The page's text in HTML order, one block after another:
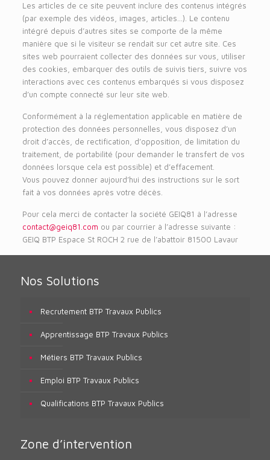
Les articles de ce site peuvent inclure des contenus intégrés
(par exemple des vidéos, images, articles…). Le contenu
intégré depuis d’autres sites se comporte de la même
manière que si le visiteur se rendait sur cet autre site. Ces
sites web pourraient collecter des données sur vous, utiliser
des cookies, embarquer des outils de suivis tiers, suivre vos
interactions avec ces contenus embarqués si vous disposez
d’un compte connecté sur leur site web.
Conformément à la réglementation applicable en matière de
protection des données personnelles, vous disposez d’un
droit d’accès, de rectification, d’opposition, de limitation du
traitement, de portabilité (pour demander le transfert de vos
données lorsque cela est possible) et d’effacement.
Vous pouvez donner aujourd’hui des instructions sur le sort
fait à vos données après votre décès.
Pour cela merci de contacter la société GEIQ81 à l’adresse
contact@geiq81.com ou par courrier à l’adresse suivante :
GEIQ BTP Espace St ROCH 2 rue de l’abattoir 81500 Lavaur
Nos Solutions
Recrutement BTP Travaux Publics
Apprentissage BTP Travaux Publics
Métiers BTP Travaux Publics
Emploi BTP Travaux Publics
Qualifications BTP Travaux Publics
Zone d’intervention